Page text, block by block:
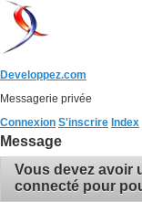
Developpez.com
Messagerie privée
Connexion S'inscrire Index
Message
Vous devez avoir
connecté pour